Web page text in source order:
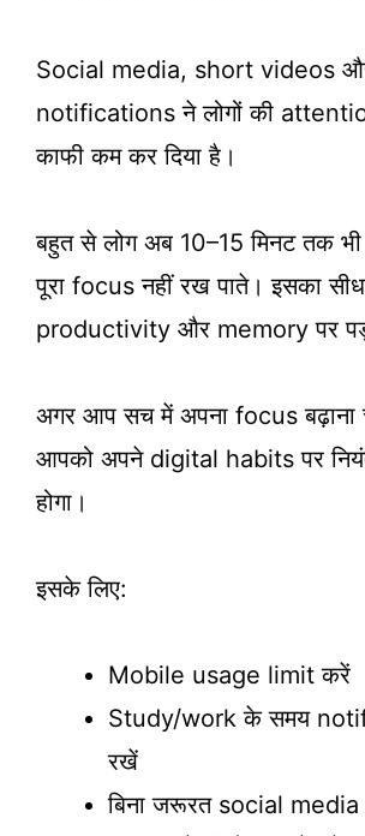
Social media, short videos और
notifications ने लोगों की
काफी कम कर दिया है।
बहुत से लोग अब 10–15 मिनट तक भी
पूरा focus नहीं रख पाते। इसका
productivity और memory पर
अगर आप सच में अपना focus बढ़ाना
आपको अपने digital habits पर
होगा।
इसके लिए:
Mobile usage limit करें
Study/work के समय
रखें
बिना जरूरत social